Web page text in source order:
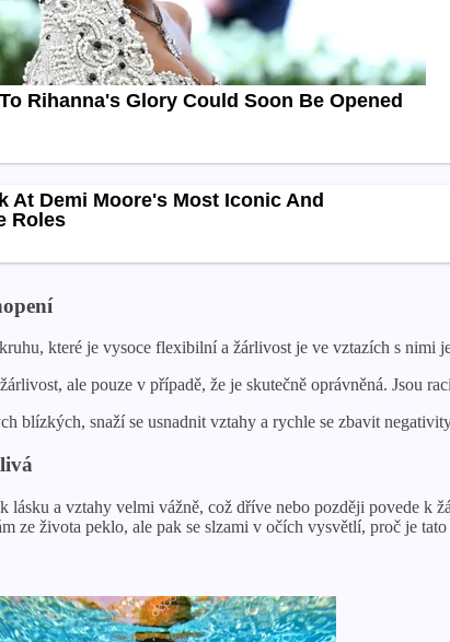
které je vysoce flexibilní a žárlivost je ve vztazích s nimi
ale pouze v případě, že je skutečně oprávněná. Jsou
blízkých, snaží se usnadnit vztahy a rychle se zbavit
lásku a vztahy velmi vážně, což dříve nebo později povede
ze života peklo, ale pak se slzami v očích vysvětlí, proč je